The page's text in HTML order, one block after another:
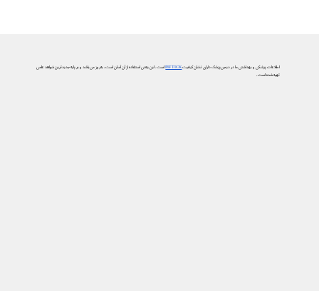
اطلاعات پزشکی و بهداشتی ما در دیجی‌پزشک دارای نشان کیفیتPIF TICKاست. این یعنی استفاده از آن آسان است، به‌روز می‌باشد و بر پایه جدیدترین شواهد علمی
تهیه شده است.